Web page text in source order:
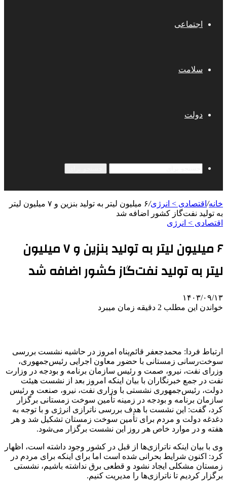
اجتماعی
سلامت
دولت
خانه/ اقتصادی > انرژی/
۶ میلیون لیتر به تولید بنزین و ۷ میلیون لیتر
به تولید نفت‌گاز کشور اضافه شد
اقتصادی > انرژی
۶ میلیون لیتر به تولید بنزین و ۷ میلیون
لیتر به تولید نفت‌گاز کشور اضافه شد
۱۴۰۳/۰۹/۱۳
خواندن این مطلب 2 دقیقه زمان میبرد
ارتباط فردا: محمدجعفر قائم‌پناه امروز در حاشیه نشست بررسی
سوخت‌رسانی زمستانی با حضور معاون اجرایی رئیس‌جمهوری،
وزرای نفت، نیرو، صمت و رئیس سازمان برنامه و بودجه در وزارت
نفت در جمع خبرنگاران با بیان اینکه امروز بعد از نشست هیئت
دولت، رئیس‌جمهوری نشستی با وزاری نفت، نیرو، صنعت و رئیس
سازمان برنامه و بودجه در زمینه تأمین سوخت زمستانی برگزار
کرد، گفت: این نشست با هدف بررسی ناترازی انرژی و با توجه به
دغدغه دولت و مردم برای تأمین سوخت زمستان تشکیل شد و هر
هفته و در موارد خاص هر روز این نشست برگزار می‌شود.
وی با بیان اینکه ناترازی‌ها از قبل در کشور وجود داشته است، اظهار
کرد: اکنون شرایط بحرانی شده است اما برای اینکه برای مردم در
زمستان مشکلی ایجاد نشود و قطعی برق نداشته باشیم، نشستی
برگزار کردیم تا ناترازی‌ها را مدیریت کنیم.